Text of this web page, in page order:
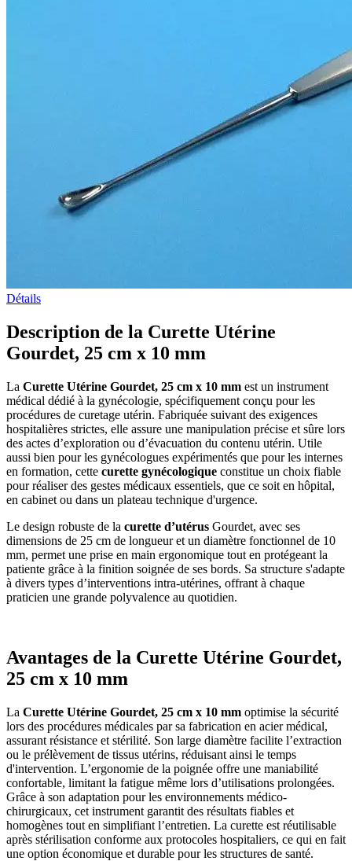
Détails
Description de la Curette Utérine
Gourdet, 25 cm x 10 mm
La Curette Utérine Gourdet, 25 cm x 10 mm est un instrument
médical dédié à la gynécologie, spécifiquement conçu pour les
procédures de curetage utérin. Fabriquée suivant des exigences
hospitalières strictes, elle assure une manipulation précise et sûre lors
des actes d’exploration ou d’évacuation du contenu utérin. Utile
aussi bien pour les gynécologues expérimentés que pour les internes
en formation, cette curette gynécologique constitue un choix fiable
pour réaliser des gestes médicaux essentiels, que ce soit en hôpital,
en cabinet ou dans un plateau technique d'urgence.
Le design robuste de la curette d’utérus Gourdet, avec ses
dimensions de 25 cm de longueur et un diamètre fonctionnel de 10
mm, permet une prise en main ergonomique tout en protégeant la
patiente grâce à la finition soignée de ses bords. Sa structure s'adapte
à divers types d’interventions intra-utérines, offrant à chaque
praticien une grande polyvalence au quotidien.
Avantages de la Curette Utérine Gourdet,
25 cm x 10 mm
La Curette Utérine Gourdet, 25 cm x 10 mm optimise la sécurité
lors des procédures médicales par sa fabrication en acier médical,
assurant résistance et stérilité. Son large diamètre facilite l’extraction
ou le prélèvement de tissus utérins, réduisant ainsi le temps
d'intervention. L’ergonomie de la poignée offre une maniabilité
confortable, limitant la fatigue même lors d’utilisations prolongées.
Grâce à son adaptation pour les environnements médico-
chirurgicaux, cet instrument garantit des résultats fiables et
homogènes tout en simplifiant l’entretien. La curette est réutilisable
après stérilisation conforme aux protocoles hospitaliers, ce qui en fait
une option économique et durable pour les structures de santé.